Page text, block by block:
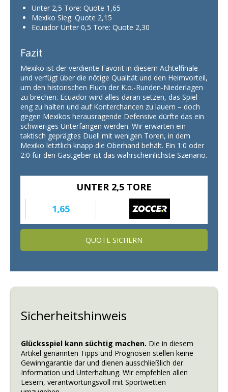
Unter 2,5 Tore: Quote 1,65
Mexiko Sieg: Quote 2,15
Ecuador Unter 0,5 Tore: Quote 2,30
Fazit
Mexiko ist der verdiente Favorit in diesem Achtelfinale
und verfügt über die nötige Qualität und den Heimvorteil,
um den historischen Fluch der K.o.-Runden-Niederlagen
zu brechen. Ecuador wird alles daran setzen, das Spiel
eng zu halten und auf Konterchancen zu lauern – doch
gegen Mexikos herausragende Defensive dürfte das ein
schwieriges Unterfangen werden. Wir erwarten ein
taktisch geprägtes Duell mit wenigen Toren, in dem
Mexiko letztlich knapp die Oberhand behält. Ein 1:0 oder
2:0 für den Gastgeber ist das wahrscheinlichste Szenario.
UNTER 2,5 TORE
1,65
QUOTE SICHERN
Sicherheitshinweis
Glücksspiel kann süchtig machen. Die in diesem
Artikel genannten Tipps und Prognosen stellen keine
Gewinngarantie dar und dienen ausschließlich der
Information und Unterhaltung. Wir empfehlen allen
Lesern, verantwortungsvoll mit Sportwetten